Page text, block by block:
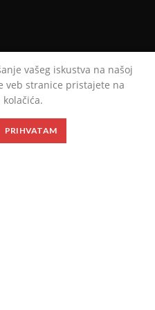
prijatelj
vašeg iskustva na našoj
veb stranice pristajete na
PRIHVATAM